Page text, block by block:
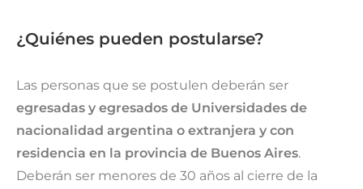
¿Quiénes pueden postularse?
Las personas que se postulen deberán ser
egresadas y egresados de Universidades de
nacionalidad argentina o extranjera y con
residencia en la provincia de Buenos Aires.
Deberán ser menores de 30 años al cierre de la